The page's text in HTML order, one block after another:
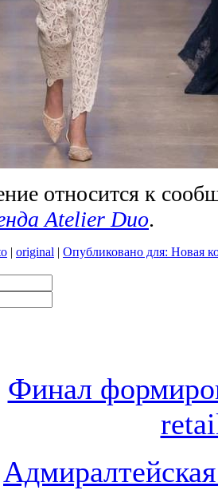
относится к
Atelier Duo.
| original | Опубликовано для: Новая
Финал